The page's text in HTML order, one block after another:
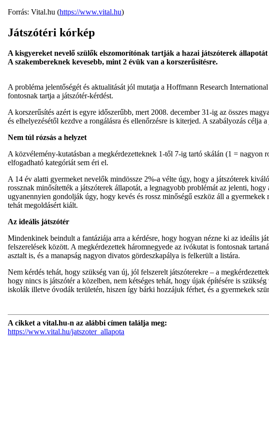
Forrás: Vital.hu (https://www.vital.hu)
Játszótéri kórkép
A kisgyereket nevelő szülők elszomorítónak tartják a hazai játszóterek
A szakembereknek kevesebb, mint 2 évük van a korszerűsítésre.
A probléma jelentőségét és aktualitását jól mutatja a Hoffmann Research
fontosnak tartja a játszótér-kérdést.
A korszerűsítés azért is egyre időszerűbb, mert 2008. december 31-ig az összes
és elhelyezésétől kezdve a rongálásra és ellenőrzésre is kiterjed. A szabályozás célja
Nem túl rózsás a helyzet
A közvélemény-kutatásban a megkérdezetteknek 1-től 7-ig tartó skálán (1 = nagyon
elfogadható kategóriát sem éri el.
A 14 év alatti gyermeket nevelők mindössze 2%-a vélte úgy, hogy a játszóterek
rossznak minősítették a játszóterek állapotát, a legnagyobb problémát az jelenti,
ugyanennyien gondolják úgy, hogy kevés és rossz minőségű eszköz áll a
tehát megoldásért kiált.
Az ideális játszótér
Mindenkinek beindult a fantáziája arra a kérdésre, hogy hogyan nézne ki az ideális
felszerelések között. A megkérdezettek háromnegyede az ivókutat is fontosnak
asztalt is, és a manapság nagyon divatos gördeszkapálya is felkerült a listára.
Nem kérdés tehát, hogy szükség van új, jól felszerelt játszóterekre – a
hogy nincs is játszótér a közelben, nem kétséges tehát, hogy újak építésére is
iskolák illetve óvodák területén, hiszen így bárki hozzájuk férhet, és a gyermekek
A cikket a vital.hu-n az alábbi címen találja meg:
https://www.vital.hu/jatszoter_allapota